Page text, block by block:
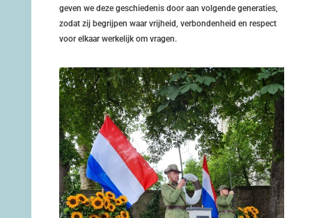
geven we deze geschiedenis door aan volgende generaties,
zodat zij begrijpen waar vrijheid, verbondenheid en respect
voor elkaar werkelijk om vragen.